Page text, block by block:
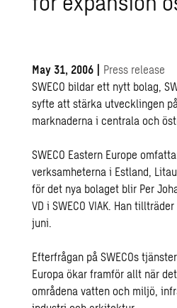
May 31, 2006 | Press release
SWECO bildar ett nytt bolag,
syfte att stärka utvecklingen
marknaderna i centrala och
SWECO Eastern Europe
verksamheterna i Estland,
för det nya bolaget blir Per
VD i SWECO VIAK. Han
juni.
Efterfrågan på SWECOs
Europa ökar framför allt när
områdena vatten och miljö,